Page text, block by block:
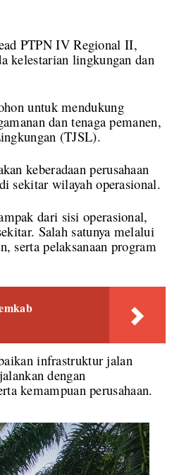
PTPN IV Regional II,
kelestarian lingkungan dan
untuk mendukung
dan tenaga pemanen,
(TJSL).
keberadaan perusahaan
sekitar wilayah operasional.
dari sisi operasional,
Salah satunya melalui
serta pelaksanaan program
infrastruktur jalan
dengan
kemampuan perusahaan.